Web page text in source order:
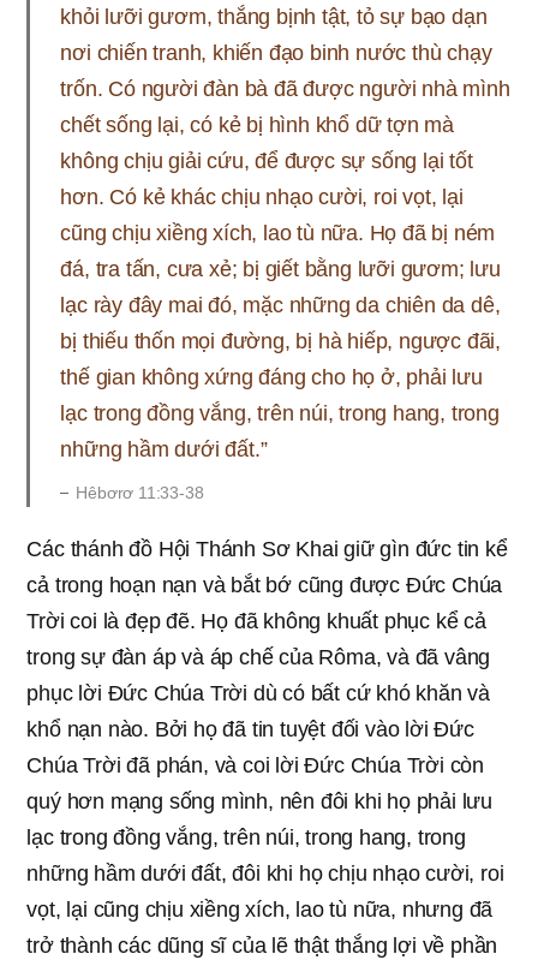
khỏi lưỡi gươm, thắng bịnh tật, tỏ sự bạo dạn
nơi chiến tranh, khiến đạo binh nước thù chạy
trốn. Có người đàn bà đã được người nhà mình
chết sống lại, có kẻ bị hình khổ dữ tợn mà
không chịu giải cứu, để được sự sống lại tốt
hơn. Có kẻ khác chịu nhạo cười, roi vọt, lại
cũng chịu xiềng xích, lao tù nữa. Họ đã bị ném
đá, tra tấn, cưa xẻ; bị giết bằng lưỡi gươm; lưu
lạc rày đây mai đó, mặc những da chiên da dê,
bị thiếu thốn mọi đường, bị hà hiếp, ngược đãi,
thế gian không xứng đáng cho họ ở, phải lưu
lạc trong đồng vắng, trên núi, trong hang, trong
những hầm dưới đất.”
Hêbơrơ 11:33-38
Các thánh đồ Hội Thánh Sơ Khai giữ gìn đức tin kể
cả trong hoạn nạn và bắt bớ cũng được Đức Chúa
Trời coi là đẹp đẽ. Họ đã không khuất phục kể cả
trong sự đàn áp và áp chế của Rôma, và đã vâng
phục lời Đức Chúa Trời dù có bất cứ khó khăn và
khổ nạn nào. Bởi họ đã tin tuyệt đối vào lời Đức
Chúa Trời đã phán, và coi lời Đức Chúa Trời còn
quý hơn mạng sống mình, nên đôi khi họ phải lưu
lạc trong đồng vắng, trên núi, trong hang, trong
những hầm dưới đất, đôi khi họ chịu nhạo cười, roi
vọt, lại cũng chịu xiềng xích, lao tù nữa, nhưng đã
trở thành các dũng sĩ của lẽ thật thắng lợi về phần